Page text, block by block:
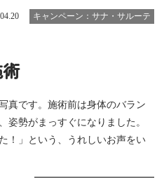
キャンペーン：サナ・サルーテ
真です。施術前は身体のバラン
姿勢がまっすぐになりました。
！」という、うれしいお声をい